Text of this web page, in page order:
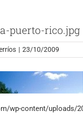
puerto-rico.jpg
| 23/10/2009
wp-content/uploads/